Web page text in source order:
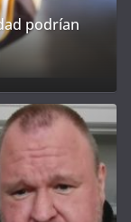
podrían